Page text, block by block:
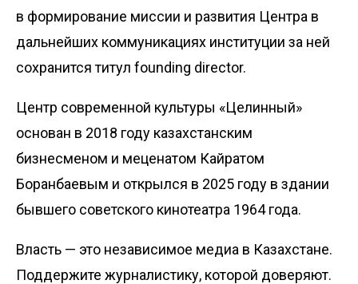
в формирование миссии и развития Центра в
дальнейших коммуникациях институции за ней
сохранится титул founding director.
Центр современной культуры «Целинный»
основан в 2018 году казахстанским
бизнесменом и меценатом Кайратом
Боранбаевым и открылся в 2025 году в здании
бывшего советского кинотеатра 1964 года.
Власть — это независимое медиа в Казахстане.
Поддержите журналистику, которой доверяют.